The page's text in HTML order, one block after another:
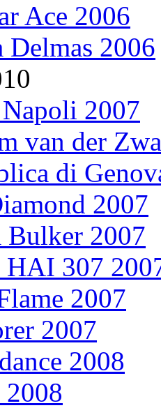
Ace 2006
Delmas 2006
2007
van der
di
2007
Bulker 2007
307
2007
2007
2008
2008